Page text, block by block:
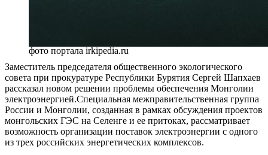
фото портала irkipedia.ru
Заместитель председателя общественного экологического
совета при прокуратуре Республики Бурятия Сергей Шапхаев
рассказал новом решении проблемы обеспечения Монголии
электроэнергией.Специальная межправительственная группа
России и Монголии, созданная в рамках обсуждения проектов
монгольских ГЭС на Селенге и ее притоках, рассматривает
возможность организации поставок электроэнергии с одного
из трех российских энергетических комплексов.